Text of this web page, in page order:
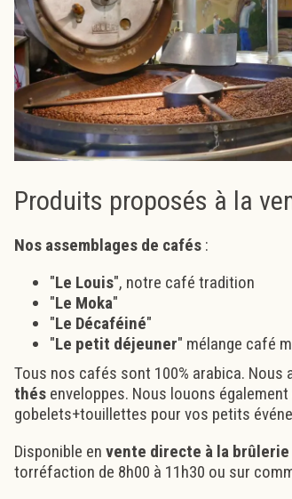
Produits proposés à la
Nos assemblages de cafés :
"Le Louis", notre café tradition
"Le Moka"
"Le Décaféiné"
"Le petit déjeuner" mélange café
Tous nos cafés sont 100% arabica. Nous
thés enveloppes. Nous louons
gobelets+touillettes pour vos petits
Disponible en vente directe à la brûlerie
torréfaction de 8h00 à 11h30 ou sur